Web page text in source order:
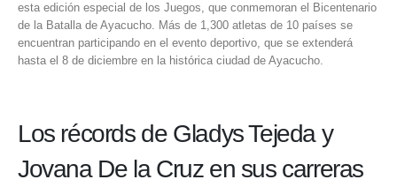
esta edición especial de los Juegos, que conmemoran el Bicentenario
de la Batalla de Ayacucho. Más de 1,300 atletas de 10 países se
encuentran participando en el evento deportivo, que se extenderá
hasta el 8 de diciembre en la histórica ciudad de Ayacucho.
Los récords de Gladys Tejeda y
Jovana De la Cruz en sus carreras